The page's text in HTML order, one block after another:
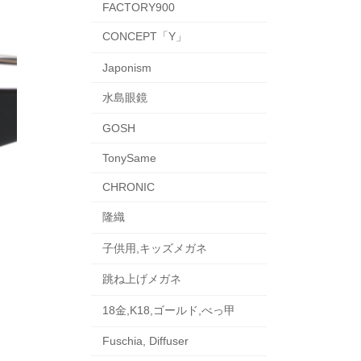
FACTORY900
CONCEPT「Y」
Japonism
水島眼鏡
GOSH
TonySame
CHRONIC
隆織
子供用,キッズメガネ
跳ね上げメガネ
18金,K18,ゴールド,べっ甲
Fuschia, Diffuser